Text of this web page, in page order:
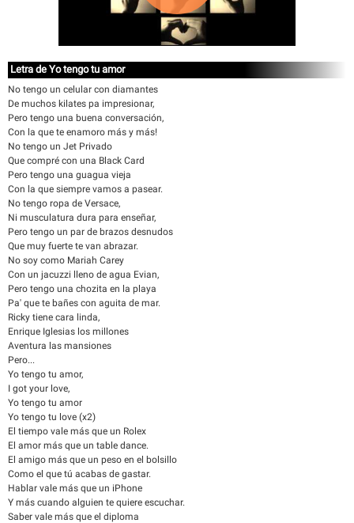
Letra de Yo tengo tu amor
No tengo un celular con diamantes
De muchos kilates pa impresionar,
Pero tengo una buena conversación,
Con la que te enamoro más y más!
No tengo un Jet Privado
Que compré con una Black Card
Pero tengo una guagua vieja
Con la que siempre vamos a pasear.
No tengo ropa de Versace,
Ni musculatura dura para enseñar,
Pero tengo un par de brazos desnudos
Que muy fuerte te van abrazar.
No soy como Mariah Carey
Con un jacuzzi lleno de agua Evian,
Pero tengo una chozita en la playa
Pa' que te bañes con aguita de mar.
Ricky tiene cara linda,
Enrique Iglesias los millones
Aventura las mansiones
Pero...
Yo tengo tu amor,
I got your love,
Yo tengo tu amor
Yo tengo tu love (x2)
El tiempo vale más que un Rolex
El amor más que un table dance.
El amigo más que un peso en el bolsillo
Como el que tú acabas de gastar.
Hablar vale más que un iPhone
Y más cuando alguien te quiere escuchar.
Saber vale más que el diploma